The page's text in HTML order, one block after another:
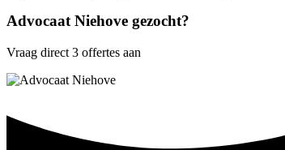
Advocaat Niehove gezocht?
Vraag direct 3 offertes aan